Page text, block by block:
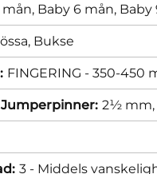
mån, Baby 6 mån, Baby
Bukse
FINGERING - 350-450
2½ mm,
3 - Middels